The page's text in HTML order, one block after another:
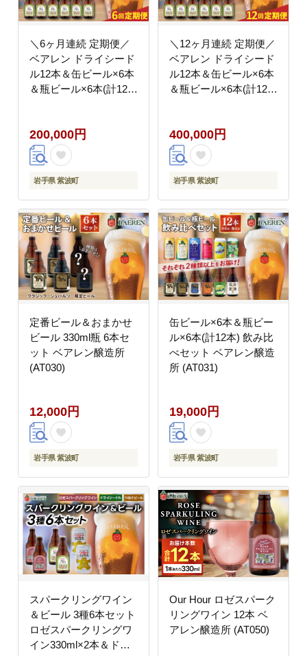
＼6ヶ月連続 定期便／
ベアレン ドライシード
ル12本＆缶ビール×6本
＆瓶ビール×6本(計12
200,000円
岩手県 紫波町
＼12ヶ月連続 定期便／
ベアレン ドライシード
ル12本＆缶ビール×6本
＆瓶ビール×6本(計12
400,000円
岩手県 紫波町
定番ビール＆おまかせ
ビール 330ml瓶 6本セ
ット ベアレン醸造所
(AT030)
12,000円
岩手県 紫波町
缶ビール×6本＆瓶ビー
ル×6本(計12本) 飲み比
べセット ベアレン醸造
所 (AT031)
19,000円
岩手県 紫波町
スパークリングワイン
＆ビール 3種6本セット
ロゼスパークリングワ
イン330ml×2本＆ドラ
Our Hour ロゼスパーク
リングワイン 12本 ベ
アレン醸造所 (AT050)